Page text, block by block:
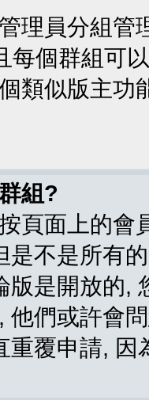
理員分組管
每個群組可
類似版主功
組?
頁面上的會
是不是所有
版是開放的,
他們或許會
重覆申請, 因